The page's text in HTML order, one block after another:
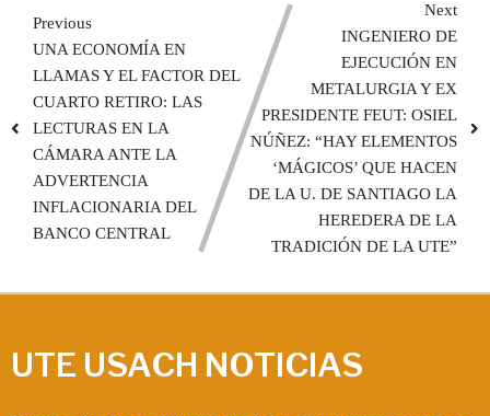
Previous
UNA ECONOMÍA EN
LLAMAS Y EL FACTOR DEL
CUARTO RETIRO: LAS
LECTURAS EN LA
CÁMARA ANTE LA
ADVERTENCIA
INFLACIONARIA DEL
BANCO CENTRAL
Next
INGENIERO DE
EJECUCIÓN EN
METALURGIA Y EX
PRESIDENTE FEUT: OSIEL
NÚÑEZ: “HAY ELEMENTOS
‘MÁGICOS’ QUE HACEN
DE LA U. DE SANTIAGO LA
HEREDERA DE LA
TRADICIÓN DE LA UTE”
UTE USACH NOTICIAS